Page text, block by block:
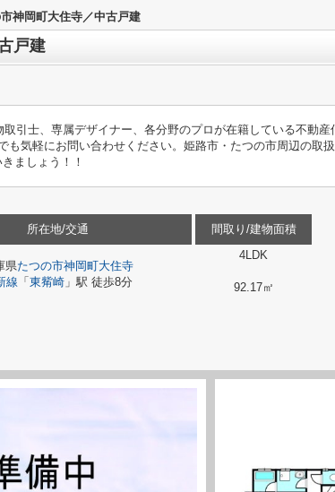
神岡町大住寺／中古戸建
戸建
取引士、専属デザイナー、各分野のプロが在籍している不動
も気軽にお問い合わせください。姫路市・たつの市周辺の取
ましょう！！
所在地/交通
県たつの市神岡町大住寺
線 「 東觜崎」駅 徒歩8分
間取り/建物面積
4LDK
92.17㎡